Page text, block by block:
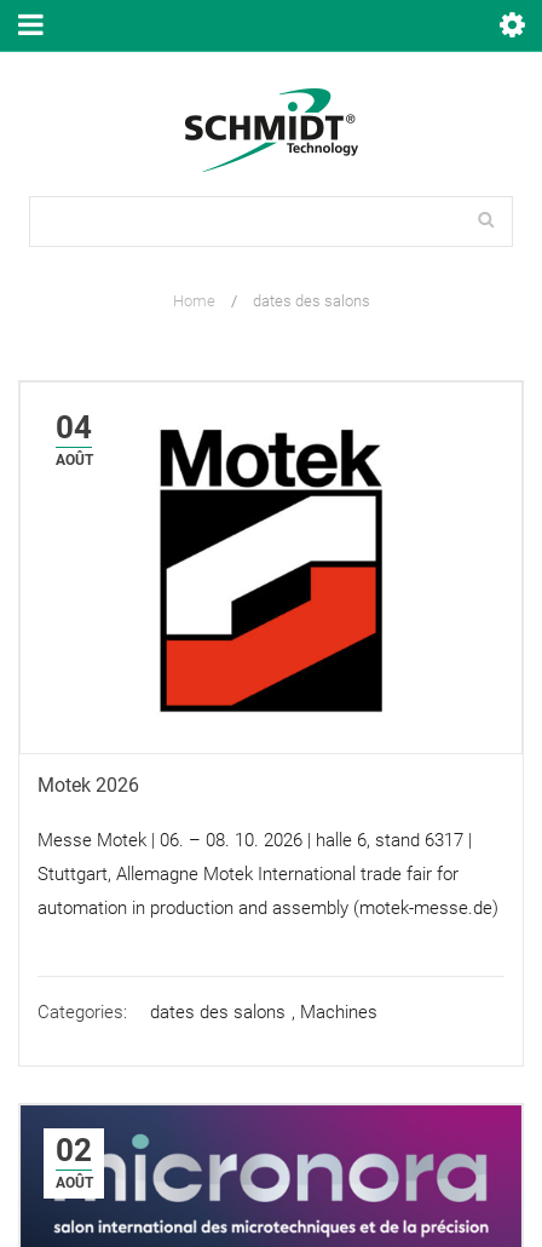
Home / dates des salons
04
AOÛT
Motek 2026
Messe Motek | 06. – 08. 10. 2026 | halle 6, stand 6317 |
Stuttgart, Allemagne Motek International trade fair for
automation in production and assembly (motek-messe.de)
Categories: dates des salons , Machines
02
AOÛT